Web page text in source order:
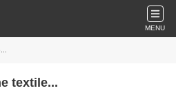
MENU
textile...